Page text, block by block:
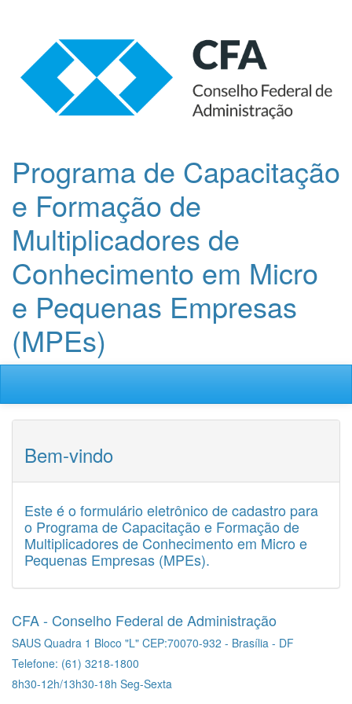
Programa de Capacitação
e Formação de
Multiplicadores de
Conhecimento em Micro
e Pequenas Empresas
(MPEs)
Bem-vindo
Este é o formulário eletrônico de cadastro para
o Programa de Capacitação e Formação de
Multiplicadores de Conhecimento em Micro e
Pequenas Empresas (MPEs).
CFA - Conselho Federal de Administração
SAUS Quadra 1 Bloco "L" CEP:70070-932 - Brasília - DF
Telefone: (61) 3218-1800
8h30-12h/13h30-18h Seg-Sexta